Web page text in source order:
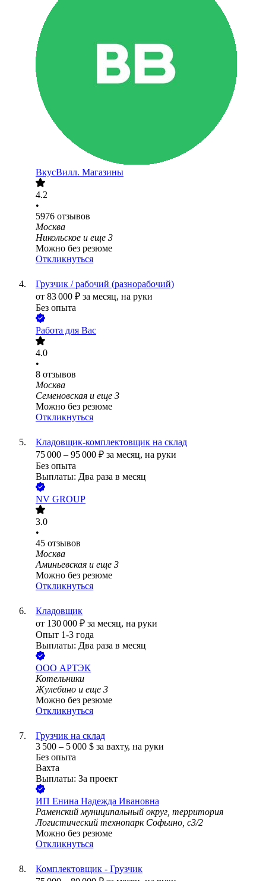
ВкусВилл. Магазины
4.2
•
5976 отзывов
Москва
Никольское и еще 3
Можно без резюме
Откликнуться
Грузчик / рабочий (разнорабочий)
от 83 000 ₽ за месяц, на руки
Без опыта
Работа для Вас
4.0
•
8 отзывов
Москва
Семеновская и еще 3
Можно без резюме
Откликнуться
Кладовщик-комплектовщик на склад
75 000 – 95 000 ₽ за месяц, на руки
Без опыта
Выплаты: Два раза в месяц
NV GROUP
3.0
•
45 отзывов
Москва
Аминьевская и еще 3
Можно без резюме
Откликнуться
Кладовщик
от 130 000 ₽ за месяц, на руки
Опыт 1-3 года
Выплаты: Два раза в месяц
ООО АРТЭК
Котельники
Жулебино и еще 3
Можно без резюме
Откликнуться
Грузчик на склад
3 500 – 5 000 $ за вахту, на руки
Без опыта
Вахта
Выплаты: За проект
ИП Енина Надежда Ивановна
Раменский муниципальный округ, территория
Логистический технопарк Софьино, с3/2
Можно без резюме
Откликнуться
Комплектовщик - Грузчик